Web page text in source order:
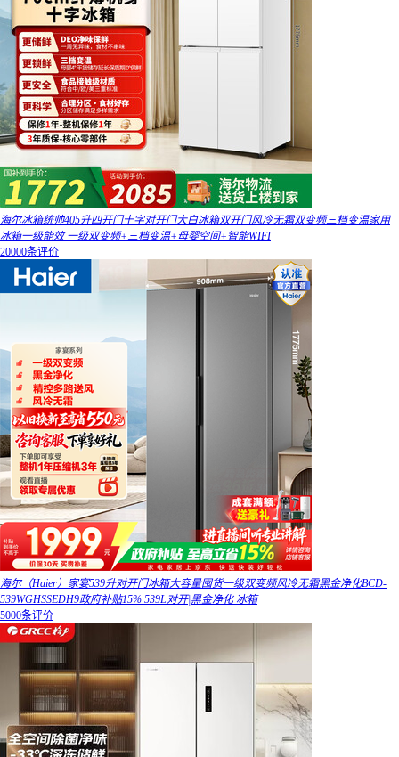
海尔冰箱统帅405升四开门十字对开门大白冰箱双开门风冷无霜双变频三档变温家用
冰箱一级能效 一级双变频+三档变温+母婴空间+智能WIFI
20000条评价
海尔（Haier）家宴539升对开门冰箱大容量囤货一级双变频风冷无霜黑金净化BCD-
539WGHSSEDH9政府补贴15% 539L对开|黑金净化 冰箱
5000条评价